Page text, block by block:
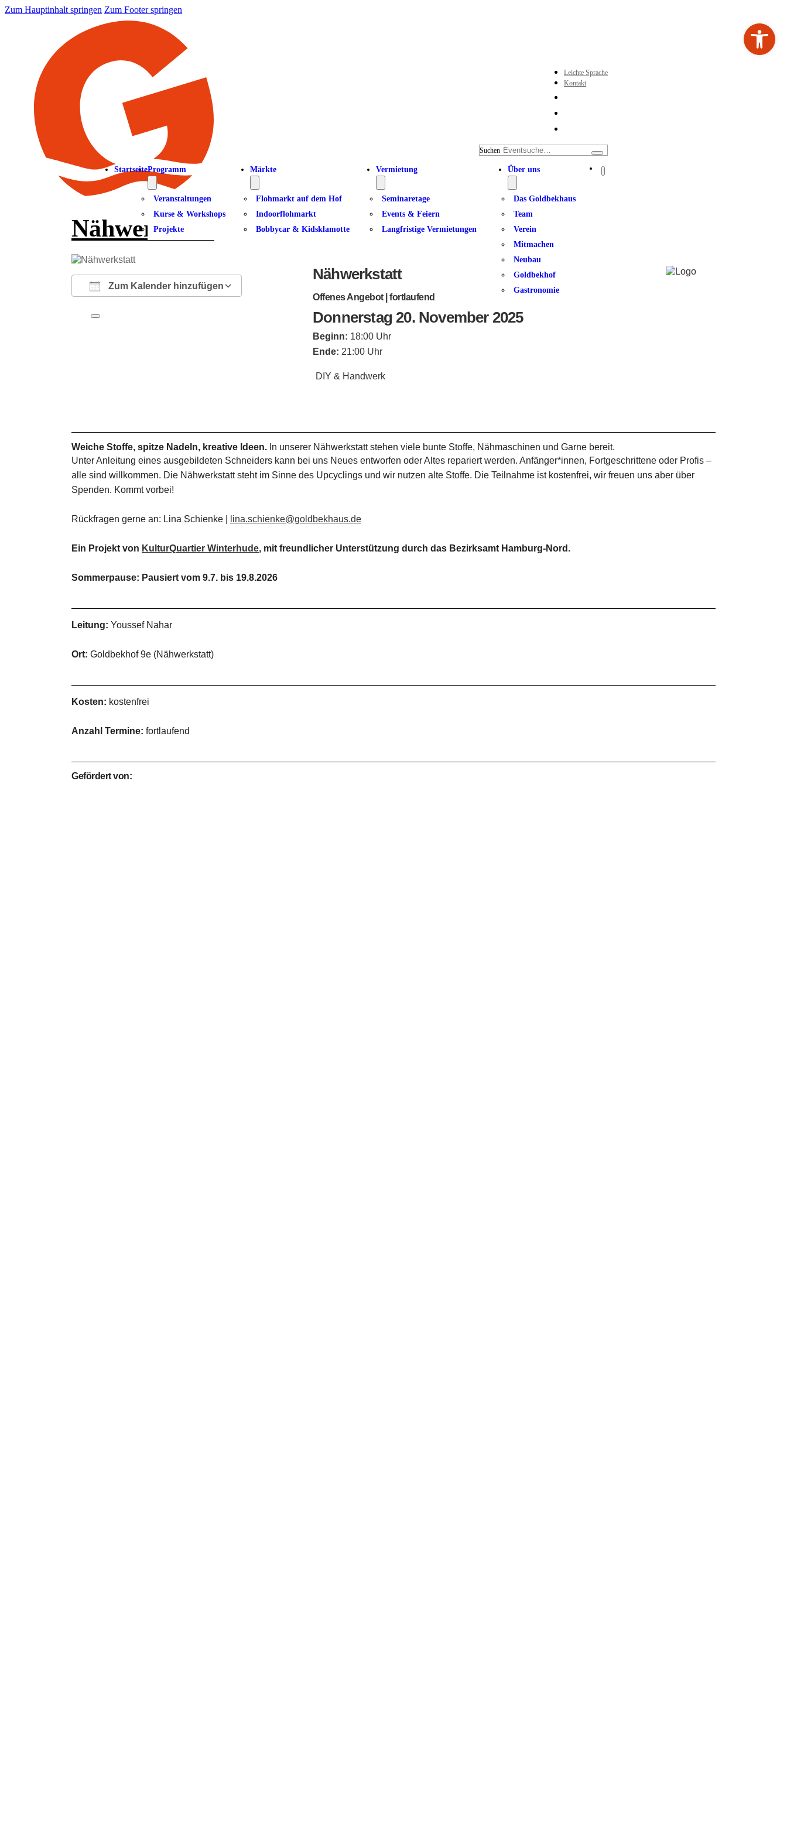
Zum Hauptinhalt springen Zum Footer springen
Leichte Sprache
Kontakt
Suchen
StartseiteProgramm
Veranstaltungen
Kurse & Workshops
Projekte
Märkte
Flohmarkt auf dem Hof
Indoorflohmarkt
Bobbycar & Kidsklamotte
Vermietung
Seminaretage
Events & Feiern
Langfristige Vermietungen
Über uns
Das Goldbekhaus
Team
Verein
Mitmachen
Neubau
Goldbekhof
Gastronomie
Nähwerkstatt
Zum Kalender hinzufügen
ICS herunterladen
Nähwerkstatt
Offenes Angebot | fortlaufend
Donnerstag 20. November 2025
Beginn: 18:00 Uhr
Ende: 21:00 Uhr
DIY & Handwerk
Weiche Stoffe, spitze Nadeln, kreative Ideen. In unserer Nähwerkstatt stehen viele bunte Stoffe, Nähmaschinen und Garne bereit.
Unter Anleitung eines ausgebildeten Schneiders kann bei uns Neues entworfen oder Altes repariert werden. Anfänger*innen, Fortgeschrittene oder Profis –
alle sind willkommen. Die Nähwerkstatt steht im Sinne des Upcyclings und wir nutzen alte Stoffe. Die Teilnahme ist kostenfrei, wir freuen uns aber über
Spenden. Kommt vorbei!
Rückfragen gerne an: Lina Schienke | lina.schienke@goldbekhaus.de
Ein Projekt von KulturQuartier Winterhude, mit freundlicher Unterstützung durch das Bezirksamt Hamburg-Nord.
Sommerpause: Pausiert vom 9.7. bis 19.8.2026
Leitung: Youssef Nahar
Ort: Goldbekhof 9e (Nähwerkstatt)
Kosten: kostenfrei
Anzahl Termine: fortlaufend
Gefördert von: